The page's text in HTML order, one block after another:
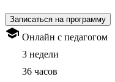
Записаться на программу
Онлайн с педагогом
3 недели
36 часов